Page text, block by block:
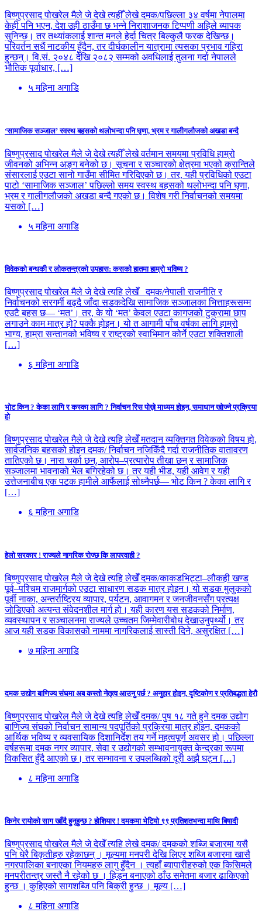
बिष्णुप्रसाद पोखरेल मैले जे देखे त्यहीँ लेखे दमक/पछिल्ला ३४ वर्षमा नेपालमा
केही पनि भएन, देश उही ठाउँमा छ भन्ने निराशाजनक टिप्पणी अहिले ब्यापक
सुनिन्छ। तर तथ्यांकलाई शान्त मनले हेर्दा चित्र बिल्कुलै फरक देखिन्छ।
परिवर्तन सधैं नाटकीय हुँदैन, तर दीर्घकालीन यात्रामा त्यसका प्रभाव गहिरा
हुन्छन्। वि.सं. २०४८ देखि २०८२ सम्मको अवधिलाई तुलना गर्दा नेपालले
भौतिक पूर्वाधार, […]
५ महिना अगाडि
‘सामाजिक सञ्जाल’ स्वस्थ बहसको थलोभन्दा पनि घृणा, भ्रम र गालीगलौजको अखडा बन्दै
बिष्णुप्रसाद पोखरेल मैले जे देखे त्यहीँ लेखे वर्तमान समयमा प्रविधि हाम्रो
जीवनको अभिन्न अङ्ग बनेको छ। सूचना र सञ्चारको क्षेत्रमा भएको क्रान्तिले
संसारलाई एउटा सानो गाउँमा सीमित गरिदिएको छ। तर, यही प्रविधिको एउटा
पाटो ‘सामाजिक सञ्जाल’ पछिल्लो समय स्वस्थ बहसको थलोभन्दा पनि घृणा,
भ्रम र गालीगलौजको अखडा बन्दै गएको छ। विशेष गरी निर्वाचनको समयमा
यसको […]
५ महिना अगाडि
विवेकको बन्धकी र लोकतन्त्रको उपहास: कसको हातमा हाम्रो भविष्य ?
बिष्णुप्रसाद पोखरेल मैले जे देखे त्यहि लेखेँ दमक/नेपाली राजनीति र
निर्वाचनको सरगर्मी बढ्दै जाँदा सडकदेखि सामाजिक सञ्जालका भित्ताहरूसम्म
एउटै बहस छ— ‘मत’। तर, के यो ‘मत’ केवल एउटा कागजको टुक्रामा छाप
लगाउने काम मात्र हो? पक्कै होइन। यो त आगामी पाँच वर्षका लागि हाम्रो
भाग्य, हाम्रा सन्तानको भविष्य र राष्ट्रको स्वाभिमान कोर्ने एउटा शक्तिशाली
[…]
६ महिना अगाडि
भोट किन ? केका लागि र कस्का लागि ? निर्वाचन रिस पोख्ने माध्यम होइन, समाधान खोज्ने प्रक्रिया
हो
बिष्णुप्रसाद पोखरेल मैले जे देखे त्यहि लेखेँ मतदान व्यक्तिगत विवेकको विषय हो,
सार्वजनिक बहसको होइन दमक/ निर्वाचन नजिकिँदै गर्दा राजनीतिक वातावरण
तातिएको छ। नारा चर्का छन्, आरोप–प्रत्यारोप तीखा छन् र सामाजिक
सञ्जालमा भावनाको भेल बगिरहेको छ। तर यही भीड, यही आवेग र यही
उत्तेजनाबीच एक पटक हामीले आफैंलाई सोध्नैपर्छ— भोट किन ? केका लागि र
[…]
६ महिना अगाडि
हेलो सरकार ! राज्यले नागरिक रोज्छ कि लापरवाही ?
बिष्णुप्रसाद पोखरेल मैले जे देखे त्यहि लेखेँ दमक/काकडभिट्टा–लौकही खण्ड
पूर्व–पश्चिम राजमार्गको एउटा साधारण सडक मात्र होइन। यो सडक मुलुकको
पूर्वी नाका, अन्तर्राष्ट्रिय व्यापार, पर्यटन, आवागमन र जनजीवनसँग प्रत्यक्ष
जोडिएको अत्यन्त संवेदनशील मार्ग हो। यही कारण यस सडकको निर्माण,
व्यवस्थापन र सञ्चालनमा राज्यले उच्चतम जिम्मेवारीबोध देखाउनुपर्थ्यो। तर
आज यही सडक विकासको नाममा नागरिकलाई सास्ती दिने, असुरक्षित […]
७ महिना अगाडि
दमक उद्योग बाणिज्य संघमा अब कस्तो नेतृत्व आउनु पर्छ ? अनुहार होइन, दृष्टिकोण र प्रतिबद्धता हेरौ
बिष्णुप्रसाद पोखरेल मैले जे देखे त्यहि लेखेँ दमक/ पुष १८ गते हुने दमक उद्योग
बाणिज्य संघको निर्वाचन सामान्य पदपूर्तिको प्रक्रिया मात्र होइन, दमकको
आर्थिक भविष्य र व्यवसायिक दिशानिर्देश तय गर्ने महत्वपूर्ण अवसर हो। पछिल्ला
वर्षहरूमा दमक नगर व्यापार, सेवा र उद्योगको सम्भावनायुक्त केन्द्रका रूपमा
विकसित हुँदै आएको छ। तर सम्भावना र उपलब्धिको दूरी अझै घट्न […]
८ महिना अगाडि
किनेर रायोको साग खाँदै हुनुहुन्छ ? होशियार ! दमकमा भेटियो ९९ प्रतिशतभन्दा माथि बिषादी
बिष्णुप्रसाद पोखरेल मैले जे देखेँ त्यहि लेखे दमक/ दमकको शब्जि बजारमा यसै
पनि धेरै बिकृतीहरु रहेकाछन् । मूल्यमा मनपरी देखि लिएर शब्जि बजारमा खासै
नगरपालिका बनाएका नियमहरु लागु हुँदैन । त्यहाँ ब्यापारीहरुको एक किसिमले
मनपरीतन्त्र जस्तै नै रहेको छ । हिड्न बनाएको ठाँउ समेतमा बजार ढाकिएको
हुन्छ । कुहिएको सागशब्जि पनि बिक्री हुन्छ । मूल्य […]
८ महिना अगाडि